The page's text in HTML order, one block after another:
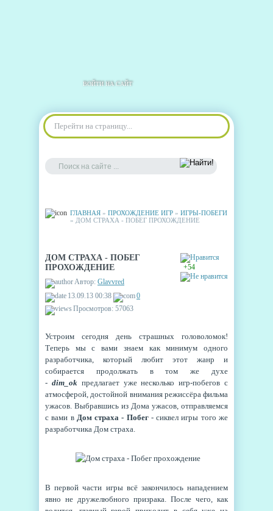
ВОЙТИ НА САЙТ
Перейти на страницу...
ГЛАВНАЯ » ПРОХОЖДЕНИЕ ИГР » ИГРЫ-ПОБЕГИ
» ДОМ СТРАХА - ПОБЕГ ПРОХОЖДЕНИЕ
+54
ДОМ СТРАХА - ПОБЕГ
ПРОХОЖДЕНИЕ
Автор: Glavvred
13.09.13 00:38
0
Просмотров: 57063
Устроим сегодня день страшных головоломок!
Теперь мы с вами знаем как минимум одного
разработчика, который любит этот жанр и
собирается продолжать в том же духе
- dim_ok предлагает уже несколько игр-побегов с
атмосферой, достойной внимания режиссёра фильма
ужасов. Выбравшись из Дома ужасов, отправляемся
с вами в Дом страха - Побег - сиквел игры того же
разработчика Дом страха.
В первой части игры всё закончилось нападением
явно не дружелюбного призрака. После чего, как